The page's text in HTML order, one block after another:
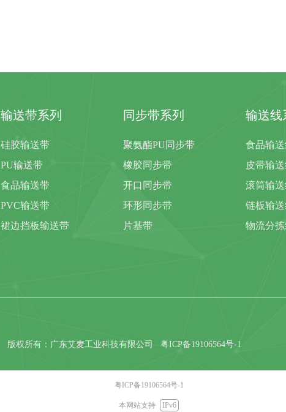
输送带系列
硅胶输送带
PU输送带
食品输送带
PVC输送带
裙边挡板输送带
同步带系列
聚氨酯PU同步带
橡胶同步带
开口同步带
环形同步带
片基带
输送线
食品输
皮带输
滚筒输
链板输
物流分
版权所有：广东艾麦工业科技有限公司 粤ICP备19106564号-1
粤ICP备19106564号-1
本网站支持 IPv6